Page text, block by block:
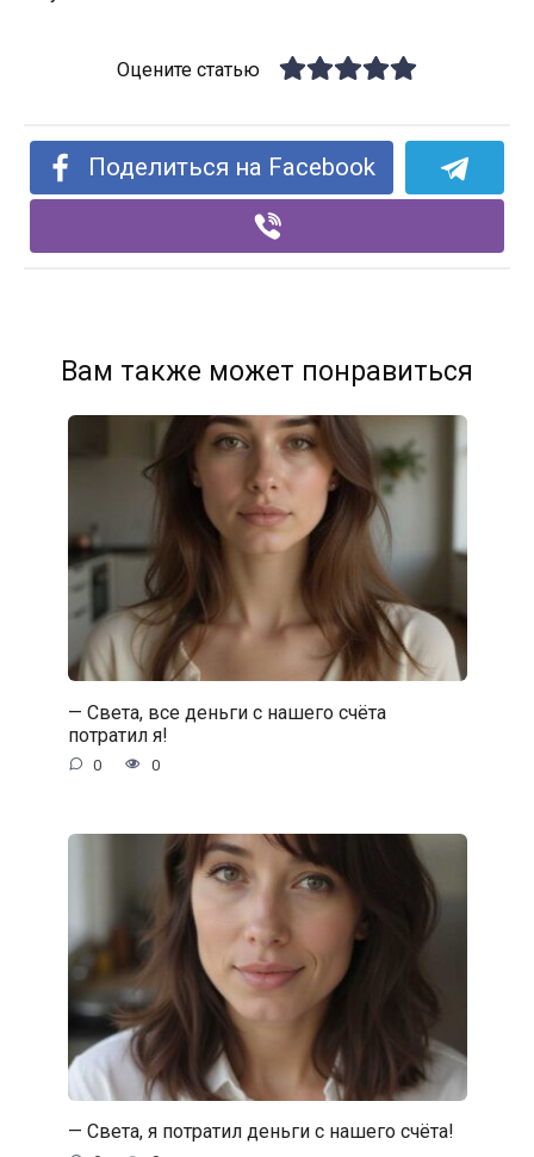
Оцените статью
Поделиться на Facebook
Вам также может понравиться
— Света, все деньги с нашего счёта
потратил я!
0 0
— Света, я потратил деньги с нашего счёта!